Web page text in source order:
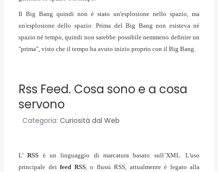
Il Big Bang quindi non è stato un'esplosione nello spazio, ma
un'esplosione dello spazio. Prima del Big Bang non esisteva né
spazio né tempo, quindi non sarebbe possibile nemmeno definire un
"prima", visto che il tempo ha avuto inizio proprio con il Big Bang.
Rss Feed. Cosa sono e a cosa
servono
Categoria: Curiosità dal Web
L’RSS è un linguaggio di marcatura basato sull’XML.L'uso
principale dei feed RSS, o flussi RSS, attualmente è legato alla